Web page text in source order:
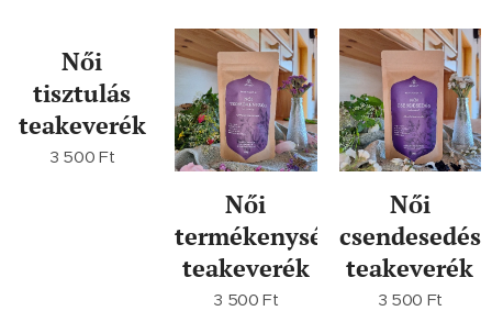
Női
tisztulás
teakeverék
3 500 Ft
Női
termékenység
teakeverék
3 500 Ft
Női
csendesedés
teakeverék
3 500 Ft